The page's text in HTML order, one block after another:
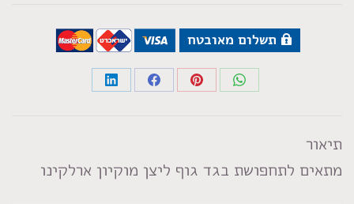
תשלום מאובטח
Share
Share
Share
Share
תיאור
מתאים לתחפושת בגד גוף ליצן מוקיון ארלקינו